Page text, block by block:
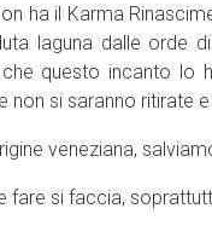
ha il Karma
laguna dalle orde
questo incanto lo
non si saranno ritirate
veneziana,
fare si faccia,